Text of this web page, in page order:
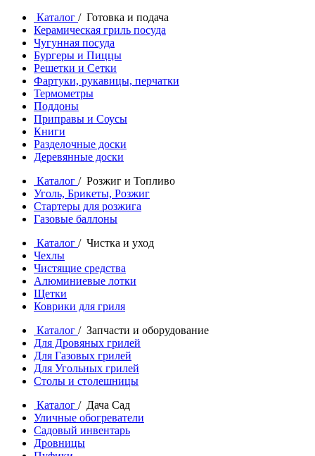
Каталог / Готовка и подача
Керамическая гриль посуда
Чугунная посуда
Бургеры и Пиццы
Решетки и Сетки
Фартуки, рукавицы, перчатки
Термометры
Поддоны
Приправы и Соусы
Книги
Разделочные доски
Деревянные доски
Каталог / Розжиг и Топливо
Уголь, Брикеты, Розжиг
Стартеры для розжига
Газовые баллоны
Каталог / Чистка и уход
Чехлы
Чистящие средства
Алюминиевые лотки
Щетки
Коврики для гриля
Каталог / Запчасти и оборудование
Для Дровяных грилей
Для Газовых грилей
Для Угольных грилей
Столы и столешницы
Каталог / Дача Сад
Уличные обогреватели
Садовый инвентарь
Дровницы